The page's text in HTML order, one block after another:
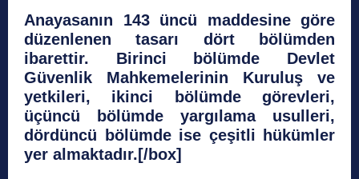
Anayasanın 143 üncü maddesine göre
düzenlenen tasarı dört bölümden
ibarettir. Birinci bölümde Devlet
Güvenlik Mahkemelerinin Kuruluş ve
yetkileri, ikinci bölümde görevleri,
üçüncü bölümde yargılama usulleri,
dördüncü bölümde ise çeşitli hükümler
yer almaktadır.[/box]